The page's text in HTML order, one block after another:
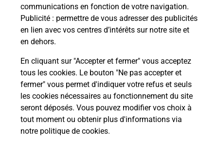
communications en fonction de votre navigation.
Publicité : permettre de vous adresser des publicités
en lien avec vos centres d’intérêts sur notre site et
en dehors.
En cliquant sur "Accepter et fermer" vous acceptez
tous les cookies. Le bouton "Ne pas accepter et
fermer" vous permet d'indiquer votre refus et seuls
les cookies nécessaires au fonctionnement du site
seront déposés. Vous pouvez modifier vos choix à
tout moment ou obtenir plus d'informations via
notre politique de cookies.
Puis-je passer mon code de la route
avec La Poste et sous quelles
conditions ?
Localiser Liste Moselle INSMING